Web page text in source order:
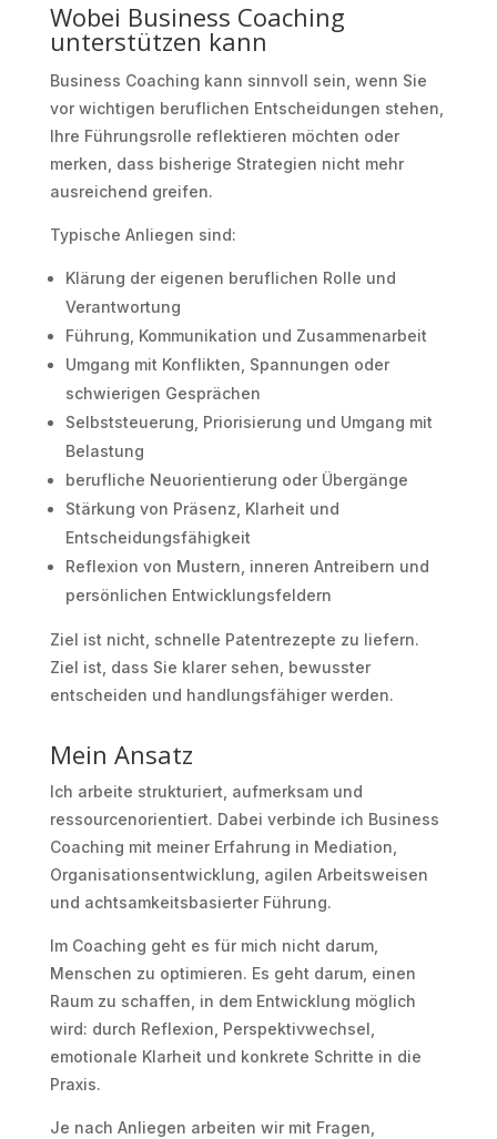
Wobei Business Coaching
unterstützen kann
Business Coaching kann sinnvoll sein, wenn Sie
vor wichtigen beruflichen Entscheidungen stehen,
Ihre Führungsrolle reflektieren möchten oder
merken, dass bisherige Strategien nicht mehr
ausreichend greifen.
Typische Anliegen sind:
Klärung der eigenen beruflichen Rolle und
Verantwortung
Führung, Kommunikation und Zusammenarbeit
Umgang mit Konflikten, Spannungen oder
schwierigen Gesprächen
Selbststeuerung, Priorisierung und Umgang mit
Belastung
berufliche Neuorientierung oder Übergänge
Stärkung von Präsenz, Klarheit und
Entscheidungsfähigkeit
Reflexion von Mustern, inneren Antreibern und
persönlichen Entwicklungsfeldern
Ziel ist nicht, schnelle Patentrezepte zu liefern.
Ziel ist, dass Sie klarer sehen, bewusster
entscheiden und handlungsfähiger werden.
Mein Ansatz
Ich arbeite strukturiert, aufmerksam und
ressourcenorientiert. Dabei verbinde ich Business
Coaching mit meiner Erfahrung in Mediation,
Organisationsentwicklung, agilen Arbeitsweisen
und achtsamkeitsbasierter Führung.
Im Coaching geht es für mich nicht darum,
Menschen zu optimieren. Es geht darum, einen
Raum zu schaffen, in dem Entwicklung möglich
wird: durch Reflexion, Perspektivwechsel,
emotionale Klarheit und konkrete Schritte in die
Praxis.
Je nach Anliegen arbeiten wir mit Fragen,